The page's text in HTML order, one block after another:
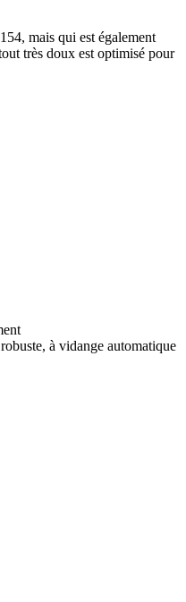
mais qui est également
très doux est optimisé pour
à vidange automatique